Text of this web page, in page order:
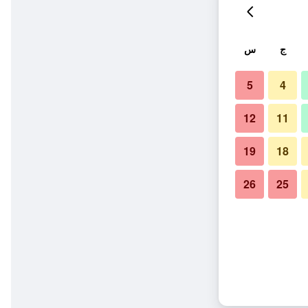
ج س
4
5
11
12
18
19
25
26